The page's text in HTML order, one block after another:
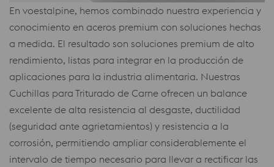
En voestalpine, hemos combinado nuestra experiencia y
conocimiento en aceros premium con soluciones hechas
a medida. El resultado son soluciones premium de alto
rendimiento, listas para integrar en la producción de
aplicaciones para la industria alimentaria. Nuestras
Cuchillas para Triturado de Carne ofrecen un balance
excelente de alta resistencia al desgaste, ductilidad
(seguridad ante agrietamientos) y resistencia a la
corrosión, permitiendo ampliar considerablemente el
intervalo de tiempo necesario para llevar a rectificar las